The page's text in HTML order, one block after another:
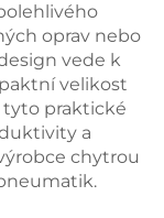
oprav nebo
vede k
velikost
tyto praktické
a
chytrou